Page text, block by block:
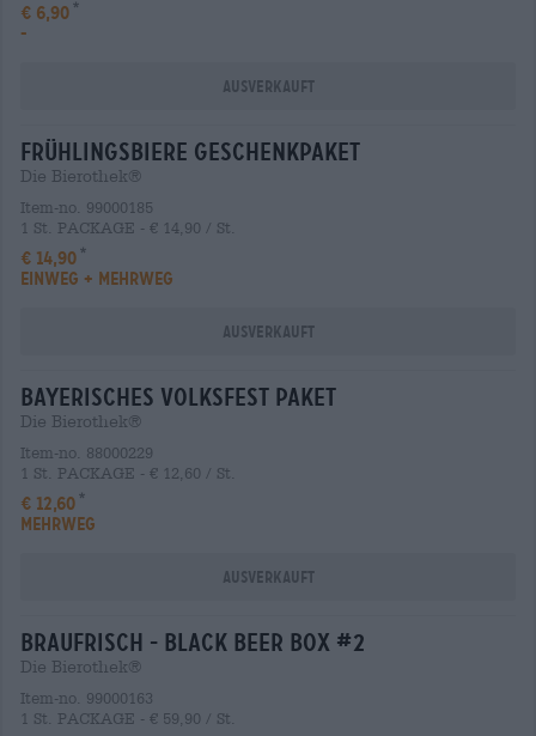
€ 6,90
-
Ausverkauft
frühlingsbiere Geschenkpaket
Die Bierothek®
Item-no. 99000185
1 St. PACKAGE - € 14,90 / St.
€ 14,90
EINWEG + MEHRWEG
Ausverkauft
bayerisches volksfest Paket
Die Bierothek®
Item-no. 88000229
1 St. PACKAGE - € 12,60 / St.
€ 12,60
MEHRWEG
Ausverkauft
braufrisch - black beer box #2
Die Bierothek®
Item-no. 99000163
1 St. PACKAGE - € 59,90 / St.